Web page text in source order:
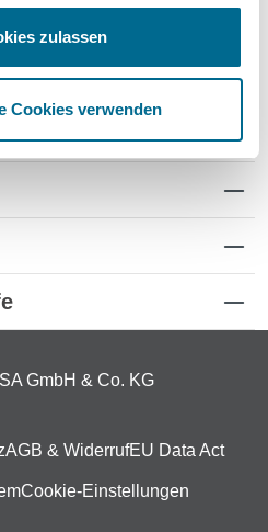
zulassen
Cookies verwenden
GmbH & Co. KG
AGB & WiderrufEU Data Act
Cookie-Einstellungen